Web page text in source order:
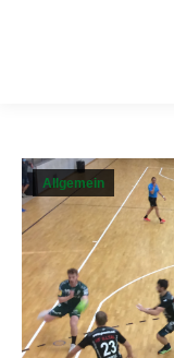
Allgemein